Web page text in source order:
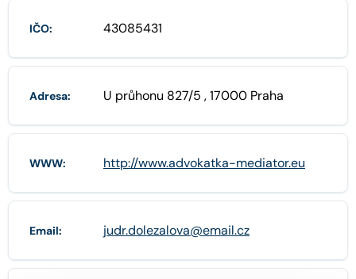
IČO: 43085431
Adresa: U průhonu 827/5 , 17000 Praha
WWW: http://www.advokatka-mediator.eu
Email: judr.dolezalova@email.cz